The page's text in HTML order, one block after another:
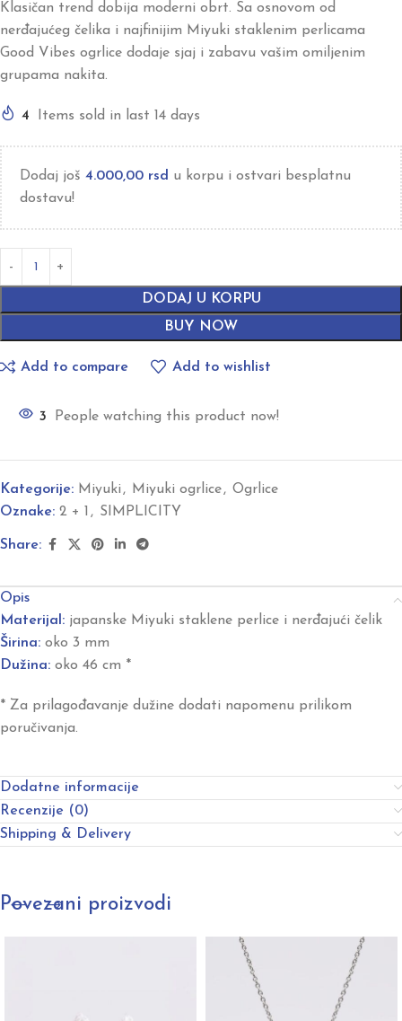
Klasičan trend dobija moderni obrt. Sa osnovom od
nerđajućeg čelika i najfinijim Miyuki staklenim perlicama
Good Vibes ogrlice dodaje sjaj i zabavu vašim omiljenim
grupama nakita.
4 Items sold in last 14 days
Dodaj još 4.000,00 rsd u korpu i ostvari besplatnu
dostavu!
DODAJ U KORPU
BUY NOW
Add to compare Add to wishlist
3 People watching this product now!
Kategorije: Miyuki , Miyuki ogrlice, Ogrlice
Oznake: 2 + 1 , SIMPLICITY
Share:
Opis
Materijal: japanske Miyuki staklene perlice i nerđajući čelik
Širina: oko 3 mm
Dužina: oko 46 cm *
* Za prilagođavanje dužine dodati napomenu prilikom
poručivanja.
Dodatne informacije
Recenzije (0)
Shipping & Delivery
Povezani proizvodi